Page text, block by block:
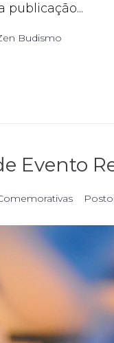
publicação...
Budismo
Evento